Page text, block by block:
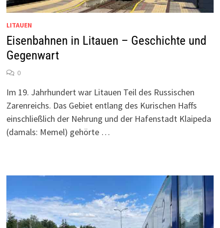
LITAUEN
Eisenbahnen in Litauen – Geschichte und
Gegenwart
0
Im 19. Jahrhundert war Litauen Teil des Russischen
Zarenreichs. Das Gebiet entlang des Kurischen Haffs
einschließlich der Nehrung und der Hafenstadt Klaipeda
(damals: Memel) gehörte …